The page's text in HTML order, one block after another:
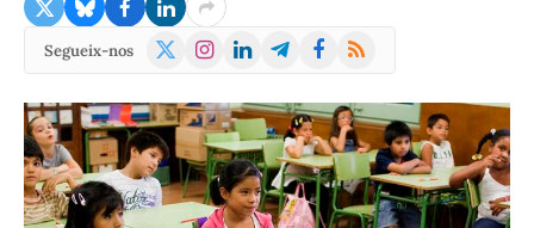
Segueix-nos
X
Instagram
LinkedInTelegramFacebook
RSS